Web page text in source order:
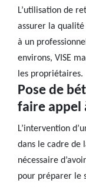
L’utilisation de
assurer la qualité
à un
environs, VISE
les propriétaires.
Pose de
faire appel
L’intervention
dans le cadre de
nécessaire
pour préparer le